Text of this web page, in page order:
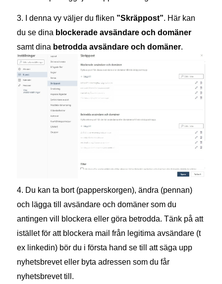
3. I denna vy väljer du fliken ”Skräppost”. Här kan
du se dina blockerade avsändare och domäner
samt dina betrodda avsändare och domäner.
4. Du kan ta bort (papperskorgen), ändra (pennan)
och lägga till avsändare och domäner som du
antingen vill blockera eller göra betrodda. Tänk på att
istället för att blockera mail från legitima avsändare (t
ex linkedin) bör du i första hand se till att säga upp
nyhetsbrevet eller byta adressen som du får
nyhetsbrevet till.